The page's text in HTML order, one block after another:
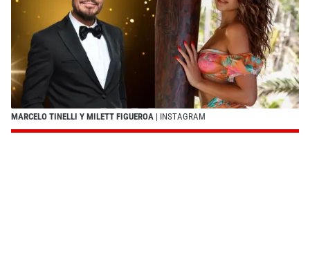
MARCELO TINELLI Y MILETT FIGUEROA | INSTAGRAM